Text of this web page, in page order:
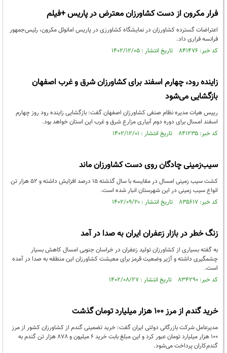
فرار مکرون از دست کشاورزان معترض در پاریس +فیلم
اعتراضات گسترده کشاورزان در نمایشگاه کشاورزی در پاریس امانوئل مکرون، رئیس‌جمهور
فرانسه فراری داد.
کد خبر: ۸۴۱۴۷۶ تاریخ انتشار : ۱۴۰۲/۱۲/۰۵
زاینده رود، چهارم اسفند برای کشاورزان شرق و غرب اصفهان
بازگشایی می‌شود
رییس هیات مدیره نظام صنفی کشاورزان اصفهان گفت: بازگشایی زاینده رود روز چهارم
اسفند امسال برای دوره دوم آبیاری مزارع شرق و غرب این استان خواهد بود.
کد خبر: ۸۴۱۲۳۵ تاریخ انتشار : ۱۴۰۲/۱۲/۰۱
سیب‌زمینی‌ چادگان روی دست کشاورزان ماند
کشت سیب زمینی امسال در مقایسه با سال گذشته ۱۵ درصد افزایش داشته و ۵۲ هزار تن
انواع سیب زمینی در این شهرستان انبار شده است.
کد خبر: ۸۳۵۶۱۷ تاریخ انتشار : ۱۴۰۲/۰۹/۲۰
زنگ خطر در بازار زعفران ایران به صدا در آمد
به گفته بسیاری از کشاورزان تولید زعفران در خراسان جنوبی امسال کاهش بسیار
چشمگیری داشته و آژیر وضعیت قرمز برای معیشت کشاورزان این منطقه به صدا در آمده
است.
کد خبر: ۸۳۴۲۹۰ تاریخ انتشار : ۱۴۰۲/۰۸/۲۷
خرید گندم از مرز 100 هزار میلیارد تومان گذشت
مدیرعامل شرکت بازرگانی دولتی ایران گفت: خرید تضمینی گندم از کشاورزان کشور از مرز
100 هزار میلیارد تومان عبور کرد و این مبلغ بابت خرید 6 میلیون و 878 هزار تن گندم به
گندم‌کاران پرداخت می‌شود.